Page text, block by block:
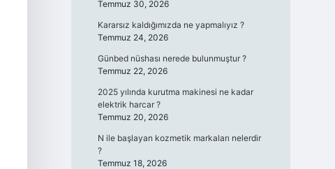
Temmuz 30, 2026
Kararsız kaldığımızda ne yapmalıyız ?
Temmuz 24, 2026
Günbed nüshası nerede bulunmuştur ?
Temmuz 22, 2026
2025 yılında kurutma makinesi ne kadar
elektrik harcar ?
Temmuz 20, 2026
N ile başlayan kozmetik markaları nelerdir
?
Temmuz 18, 2026